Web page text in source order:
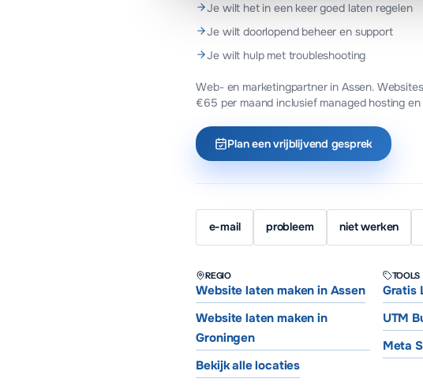
Je wilt het in een keer goed laten regelen
Je wilt doorlopend beheer en support
Je wilt hulp met troubleshooting
Web- en marketingpartner in Assen.
€65 per maand inclusief managed hosting en
Plan een vrijblijvend gesprek
e-mail probleem niet werken
REGIO
Website laten maken in Assen
Website laten maken in
Groningen
Bekijk alle locaties
TOOLS
Gratis
UTM
Meta